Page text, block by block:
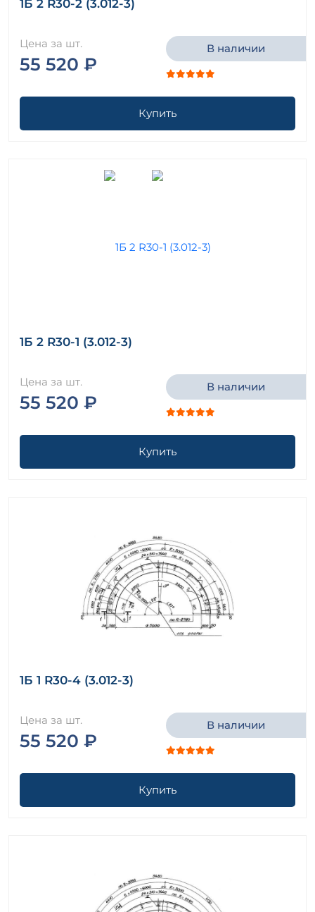
1Б 2 R30-2 (3.012-3)
Цена за шт.
55 520 ₽
В наличии
Купить
1Б 2 R30-1 (3.012-3)
Цена за шт.
55 520 ₽
В наличии
Купить
1Б 1 R30-4 (3.012-3)
Цена за шт.
55 520 ₽
В наличии
Купить